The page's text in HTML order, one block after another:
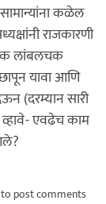
कळेल
राजकारणी
लांबलचक
यावा आणि
(दरम्यान सारी
व्हावे- एवढेच काम
to post comments